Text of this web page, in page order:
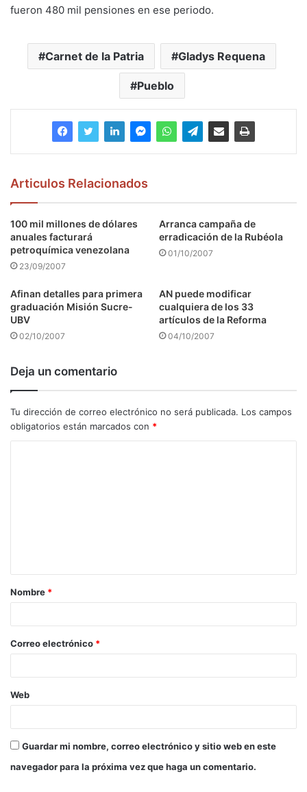
fueron 480 mil pensiones en ese periodo.
Carnet de la Patria Gladys Requena
Pueblo
Articulos Relacionados
100 mil millones de dólares
anuales facturará
petroquímica venezolana
23/09/2007
Arranca campaña de
erradicación de la Rubéola
01/10/2007
Afinan detalles para primera
graduación Misión Sucre-
UBV
02/10/2007
AN puede modificar
cualquiera de los 33
artículos de la Reforma
04/10/2007
Deja un comentario
Tu dirección de correo electrónico no será publicada. Los campos
obligatorios están marcados con *
a
r
*
Nombre *
Correo electrónico *
Web
Guardar mi nombre, correo electrónico y sitio web en este
navegador para la próxima vez que haga un comentario.